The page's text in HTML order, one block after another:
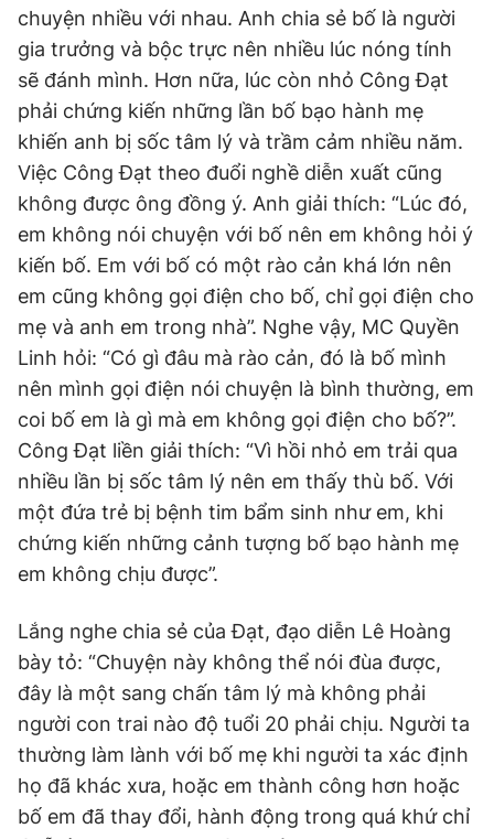
chuyện nhiều với nhau. Anh chia sẻ bố là người
gia trưởng và bộc trực nên nhiều lúc nóng tính
sẽ đánh mình. Hơn nữa, lúc còn nhỏ Công Đạt
phải chứng kiến những lần bố bạo hành mẹ
khiến anh bị sốc tâm lý và trầm cảm nhiều năm.
Việc Công Đạt theo đuổi nghề diễn xuất cũng
không được ông đồng ý. Anh giải thích: “Lúc đó,
em không nói chuyện với bố nên em không hỏi ý
kiến bố. Em với bố có một rào cản khá lớn nên
em cũng không gọi điện cho bố, chỉ gọi điện cho
mẹ và anh em trong nhà”. Nghe vậy, MC Quyền
Linh hỏi: “Có gì đâu mà rào cản, đó là bố mình
nên mình gọi điện nói chuyện là bình thường, em
coi bố em là gì mà em không gọi điện cho bố?”.
Công Đạt liền giải thích: “Vì hồi nhỏ em trải qua
nhiều lần bị sốc tâm lý nên em thấy thù bố. Với
một đứa trẻ bị bệnh tim bẩm sinh như em, khi
chứng kiến những cảnh tượng bố bạo hành mẹ
em không chịu được”.
Lắng nghe chia sẻ của Đạt, đạo diễn Lê Hoàng
bày tỏ: “Chuyện này không thể nói đùa được,
đây là một sang chấn tâm lý mà không phải
người con trai nào độ tuổi 20 phải chịu. Người ta
thường làm lành với bố mẹ khi người ta xác định
họ đã khác xưa, hoặc em thành công hơn hoặc
bố em đã thay đổi, hành động trong quá khứ chỉ